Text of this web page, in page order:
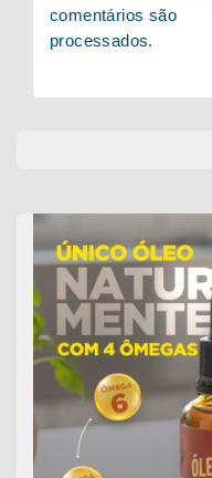
comentários são
processados.